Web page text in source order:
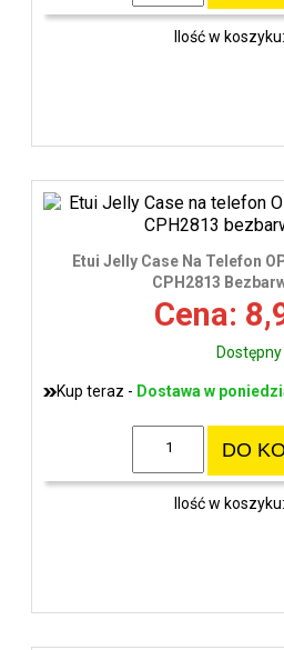
Ilość w
Etui Jelly Case Na Telefon
CPH2813
Cena:
Dostępny
Kup teraz - Dostawa w
DO
Ilość w